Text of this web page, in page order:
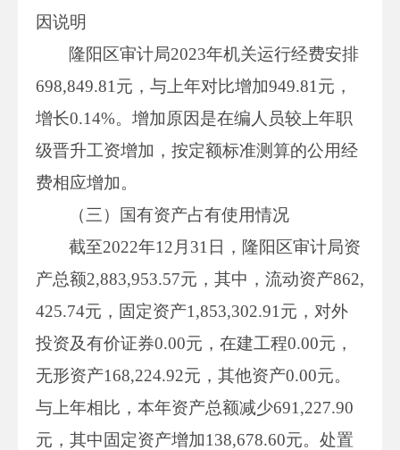
因说明
隆阳区审计局2023年机关运行经费安排
698,849.81元，与上年对比增加949.81元，
增长0.14%。增加原因是在编人员较上年职
级晋升工资增加，按定额标准测算的公用经
费相应增加。
（三）国有资产占有使用情况
截至2022年12月31日，隆阳区审计局资
产总额2,883,953.57元，其中，流动资产862,
425.74元，固定资产1,853,302.91元，对外
投资及有价证券0.00元，在建工程0.00元，
无形资产168,224.92元，其他资产0.00元。
与上年相比，本年资产总额减少691,227.90
元，其中固定资产增加138,678.60元。处置